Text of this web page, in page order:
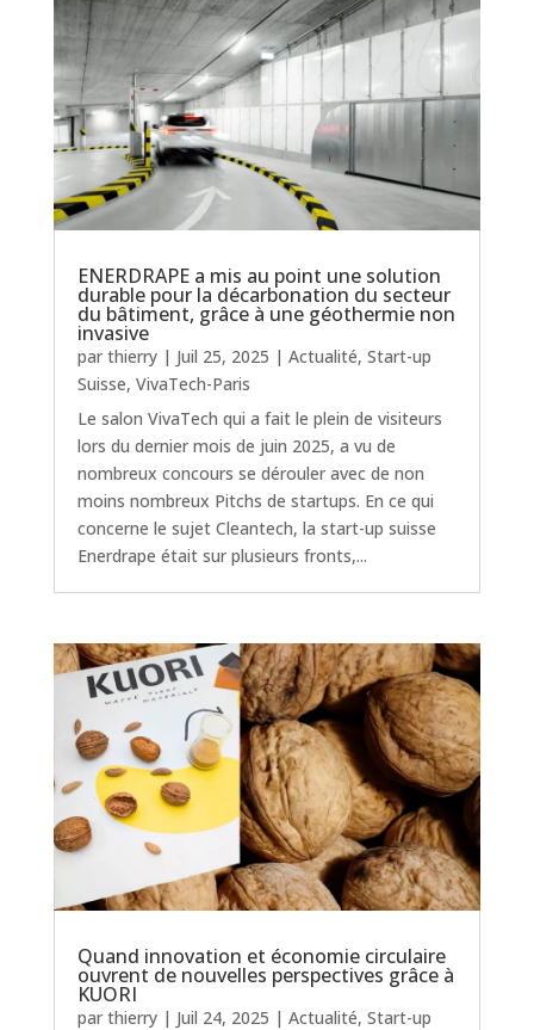
ENERDRAPE a mis au point une solution
durable pour la décarbonation du secteur
du bâtiment, grâce à une géothermie non
invasive
par thierry| Juil 25, 2025 | Actualité, Start-up
Suisse, VivaTech-Paris
Le salon VivaTech qui a fait le plein de visiteurs
lors du dernier mois de juin 2025, a vu de
nombreux concours se dérouler avec de non
moins nombreux Pitchs de startups. En ce qui
concerne le sujet Cleantech, la start-up suisse
Enerdrape était sur plusieurs fronts,...
Quand innovation et économie circulaire
ouvrent de nouvelles perspectives grâce à
KUORI
par thierry| Juil 24, 2025 | Actualité, Start-up